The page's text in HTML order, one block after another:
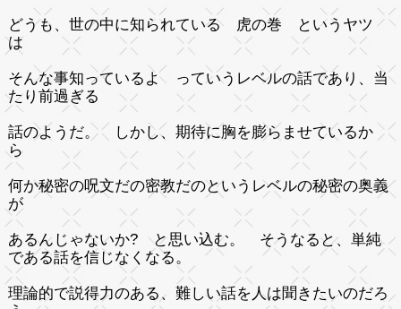
どうも、世の中に知られている 虎の巻 というヤツ
は
そんな事知っているよ っていうレベルの話であり、当
たり前過ぎる
話のようだ。 しかし、期待に胸を膨らませているか
ら
何か秘密の呪文だの密教だのというレベルの秘密の奥義
が
あるんじゃないか? と思い込む。 そうなると、単純
である話を信じなくなる。
理論的で説得力のある、難しい話を人は聞きたいのだろ